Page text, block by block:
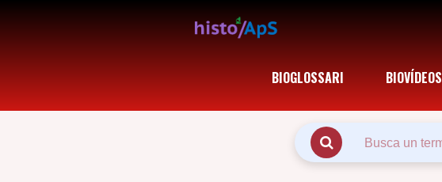
BIOGLOSSARI BIOVÍDEOS